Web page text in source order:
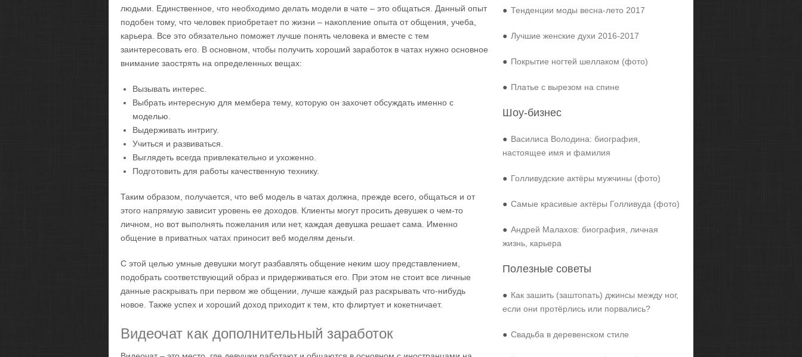
людьми. Единственное, что необходимо делать модели в чате – это общаться. Данный опыт
подобен тому, что человек приобретает по жизни – накопление опыта от общения, учеба,
карьера. Все это обязательно поможет лучше понять человека и вместе с тем
заинтересовать его. В основном, чтобы получить хороший заработок в чатах нужно основное
внимание заострять на определенных вещах:
Вызывать интерес.
Выбрать интересную для мембера тему, которую он захочет обсуждать именно с
моделью.
Выдерживать интригу.
Учиться и развиваться.
Выглядеть всегда привлекательно и ухоженно.
Подготовить для работы качественную технику.
Таким образом, получается, что веб модель в чатах должна, прежде всего, общаться и от
этого напрямую зависит уровень ее доходов. Клиенты могут просить девушек о чем-то
личном, но вот выполнять пожелания или нет, каждая девушка решает сама. Именно
общение в приватных чатах приносит веб моделям деньги.
С этой целью умные девушки могут разбавлять общение неким шоу представлением,
подобрать соответствующий образ и придерживаться его. При этом не стоит все личные
данные раскрывать при первом же общении, лучше каждый раз раскрывать что-нибудь
новое. Также успех и хороший доход приходит к тем, кто флиртует и кокетничает.
Видеочат как дополнительный заработок
● Тенденции моды весна-лето 2017
● Лучшие женские духи 2016-2017
● Покрытие ногтей шеллаком (фото)
● Платье с вырезом на спине
Шоу-бизнес
● Василиса Володина: биография,
настоящее имя и фамилия
● Голливудские актёры мужчины (фото)
● Самые красивые актёры Голливуда (фото)
● Андрей Малахов: биография, личная
жизнь, карьера
Полезные советы
● Как зашить (заштопать) джинсы между ног,
если они протёрлись или порвались?
● Свадьба в деревенском стиле